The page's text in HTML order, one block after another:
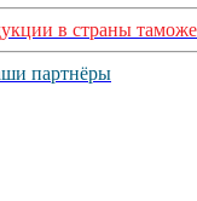
в страны
партнёры